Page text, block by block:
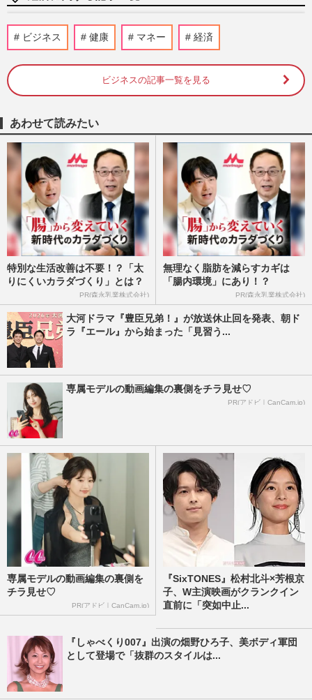
「消費税減税の公約」進める高市早苗首相
を“後ろから撃った”石破茂前首相、〈減税
週刊女性PRIME 2026/8/5
の河野太郎に《離党・議員辞職すべき》自
民党公約で当選の“党内野…
週刊女性PRIME 2026/7/31
『サンリオピューロランド』が『ディズニ
ー』『USJ』に続き、最大1000円の“値上
げ”を発表、インバウンド…
週刊女性PRIME 2026/7/6
《サッカー日本代表》ベスト8進出なら経
済効果「400億円超え」 嵐ラストと同等、
現代人の“メリハリ消費”…
週刊女性2026年7月7日・14日号 2026/6/29
給は「問題なし」日清食品&サンヨー食品
が答えた意外な現状と“…
ビジネス 健康 マネー 経済
ビジネスの記事一覧を見る
あわせて読みたい
特別な生活改善は不要！？「太
りにくいカラダづくり」とは？
PR(森永乳業株式会社)
無理なく脂肪を減らすカギは
「腸内環境」にあり！？
PR(森永乳業株式会社)
大河ドラマ『豊臣兄弟！』が放送休止回を発表、朝ド
ラ『エール』から始まった「見習う...
専属モデルの動画編集の裏側をチラ見せ♡
PR(アドビ｜CanCam.jp)
専属モデルの動画編集の裏側を
チラ見せ♡
PR(アドビ｜CanCam.jp)
『SixTONES』松村北斗×芳根京
子、W主演映画がクランクイン
直前に「突如中止...
『しゃべくり007』出演の畑野ひろ子、美ボディ軍団
として登場で「抜群のスタイルは...